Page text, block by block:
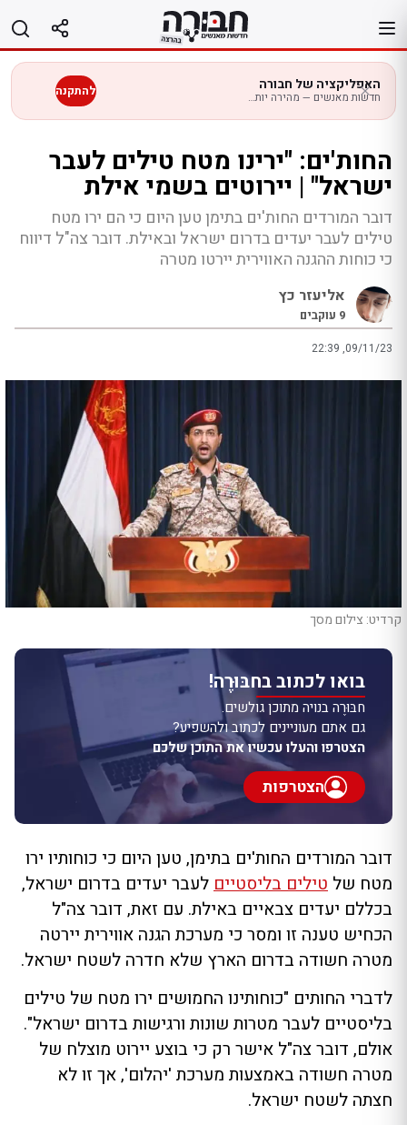
לתוכן
האפליקציה של חבורה
חדשות מאנשים — מהירה יותר בנייד להתקנה
החות'ים: "ירינו מטח טילים לעבר
ישראל" | יירוטים בשמי אילת
דובר המורדים החות'ים בתימן טען היום כי הם ירו מטח
טילים לעבר יעדים בדרום ישראל ובאילת. דובר צה"ל דיווח
כי כוחות ההגנה האווירית יירטו מטרה
אליעזר כץ
9 עוקבים
22:39 ,09/11/23
קרדיט: צילום מסך
בואו לכתוב בחבּוּרֶה!
חבּוּרֶה בנויה מתוכן גולשים.
גם אתם מעוניינים לכתוב ולהשפיע?
הצטרפו והעלו עכשיו את התוכן שלכם
הצטרפות
דובר המורדים החות'ים בתימן, טען היום כי כוחותיו ירו
מטח של טילים בליסטיים לעבר יעדים בדרום ישראל,
בכללם יעדים צבאיים באילת. עם זאת, דובר צה"ל
הכחיש טענה זו ומסר כי מערכת הגנה אווירית יירטה
מטרה חשודה בדרום הארץ שלא חדרה לשטח ישראל.
לדברי החותים "כוחותינו החמושים ירו מטח של טילים
בליסטיים לעבר מטרות שונות ורגישות בדרום ישראל".
אולם, דובר צה"ל אישר רק כי בוצע יירוט מוצלח של
מטרה חשודה באמצעות מערכת 'יהלום', אך זו לא
חצתה לשטח ישראל.